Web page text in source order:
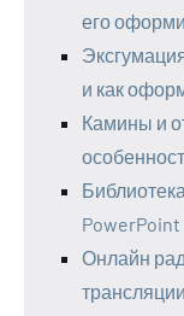
его
и как
Камины и
PowerPoint
Онлайн
трансляции